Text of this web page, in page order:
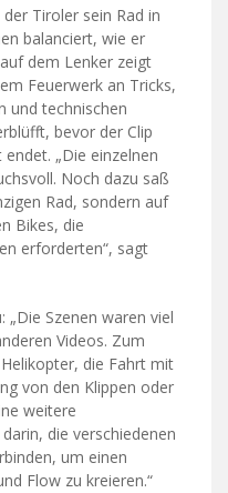
Tiroler sein Rad in
balanciert, wie er
dem Lenker zeigt
Feuerwerk an Tricks,
und technischen
bevor der Clip
„Die einzelnen
Noch dazu saß
Rad, sondern auf
Bikes, die
erforderten“, sagt
„Die Szenen waren viel
Videos. Zum
die Fahrt mit
von den Klippen oder
weitere
die verschiedenen
um einen
Flow zu kreieren.“